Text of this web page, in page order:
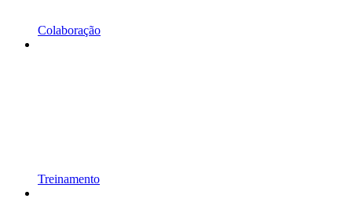
Colaboração
Treinamento